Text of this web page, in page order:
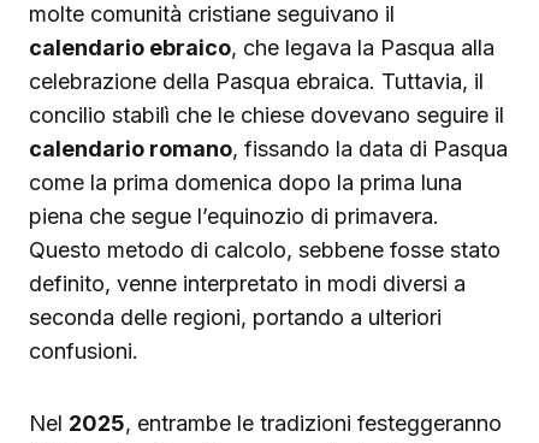
molte comunità cristiane seguivano il
calendario ebraico, che legava la Pasqua alla
celebrazione della Pasqua ebraica. Tuttavia, il
concilio stabilì che le chiese dovevano seguire il
calendario romano, fissando la data di Pasqua
come la prima domenica dopo la prima luna
piena che segue l’equinozio di primavera.
Questo metodo di calcolo, sebbene fosse stato
definito, venne interpretato in modi diversi a
seconda delle regioni, portando a ulteriori
confusioni.
Nel 2025, entrambe le tradizioni festeggeranno